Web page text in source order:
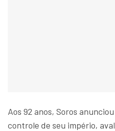
Aos 92 anos, Soros
controle de seu império,